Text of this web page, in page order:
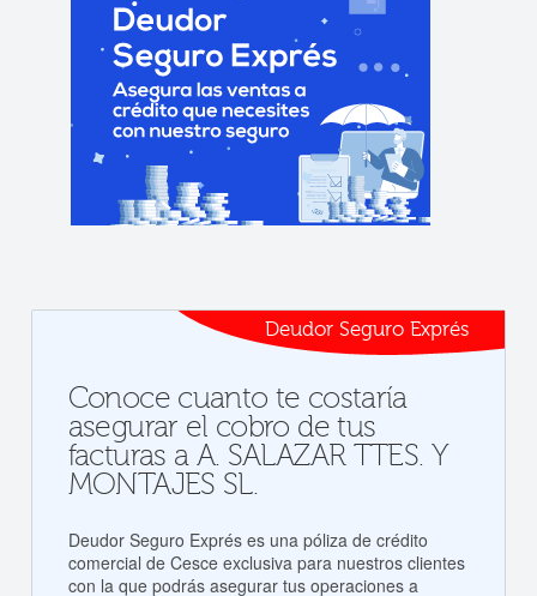
Deudor Seguro Exprés
Conoce cuanto te costaría
asegurar el cobro de tus
facturas a A. SALAZAR TTES. Y
MONTAJES SL.
Deudor Seguro Exprés es una póliza de crédito
comercial de Cesce exclusiva para nuestros clientes
con la que podrás asegurar tus operaciones a